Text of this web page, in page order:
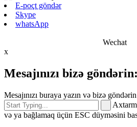
E-poçt göndər
Skype
whatsApp
Wechat
x
Mesajınızı bizə göndərin:
Mesajınızı buraya yazın və bizə göndərin
və ya bağlamaq üçün ESC düyməsini